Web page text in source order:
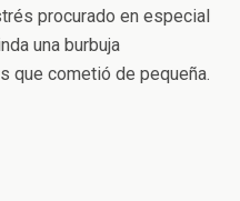
procurado en especial
una burbuja
que cometió de pequeña.